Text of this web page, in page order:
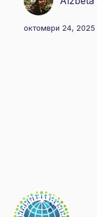
октомври 24, 2025